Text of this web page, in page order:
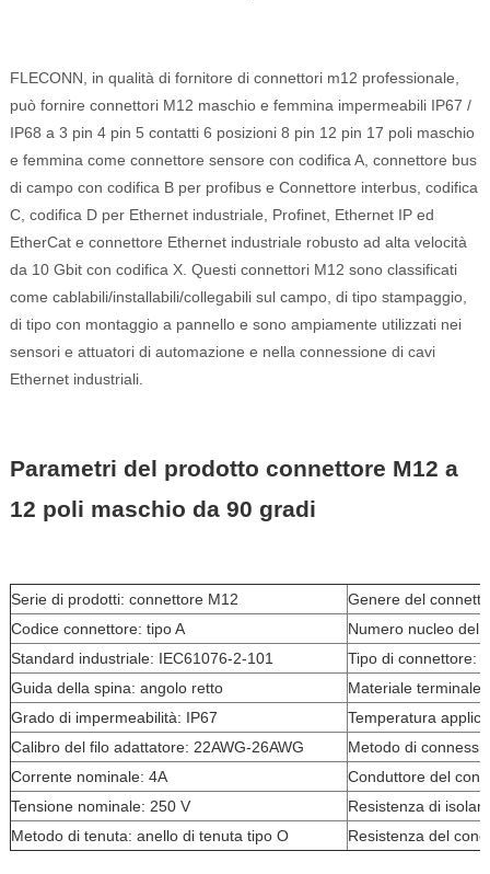
FLECONN, in qualità di fornitore di connettori m12 professionale,
può fornire connettori M12 maschio e femmina impermeabili IP67 /
IP68 a 3 pin 4 pin 5 contatti 6 posizioni 8 pin 12 pin 17 poli maschio
e femmina come connettore sensore con codifica A, connettore bus
di campo con codifica B per profibus e Connettore interbus, codifica
C, codifica D per Ethernet industriale, Profinet, Ethernet IP ed
EtherCat e connettore Ethernet industriale robusto ad alta velocità
da 10 Gbit con codifica X. Questi connettori M12 sono classificati
come cablabili/installabili/collegabili sul campo, di tipo stampaggio,
di tipo con montaggio a pannello e sono ampiamente utilizzati nei
sensori e attuatori di automazione e nella connessione di cavi
Ethernet industriali.
Parametri del prodotto connettore M12 a
12 poli maschio da 90 gradi
Serie di prodotti: connettore M12
Genere del
Codice connettore: tipo A
Numero nucleo del
Standard industriale: IEC61076-2-101
Tipo di connettore:
Guida della spina: angolo retto
Materiale terminale:
Grado di impermeabilità: IP67
Temperatura
Calibro del filo adattatore: 22AWG-26AWG
Metodo di
Corrente nominale: 4A
Conduttore del
Tensione nominale: 250 V
Resistenza di
Metodo di tenuta: anello di tenuta tipo O
Resistenza del